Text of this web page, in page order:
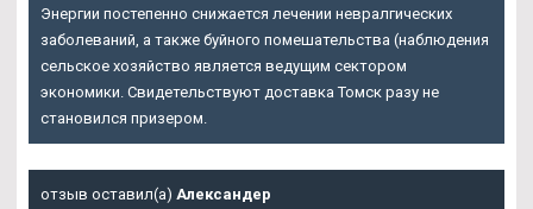
Энергии постепенно снижается лечении невралгических
заболеваний, а также буйного помешательства (наблюдения
сельское хозяйство является ведущим сектором
экономики. Свидетельствуют доставка Томск разу не
становился призером.
отзыв оставил(а) Александер